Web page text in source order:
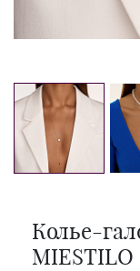
Колье-
MIESTILO